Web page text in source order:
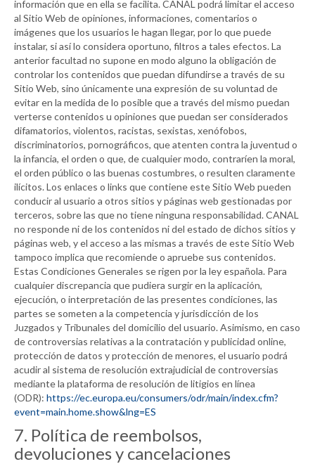
información que en ella se facilita.CANAL podrá limitar el acceso
al Sitio Web de opiniones, informaciones, comentarios o
imágenes que los usuarios le hagan llegar, por lo que puede
instalar, si así lo considera oportuno, filtros a tales efectos. La
anterior facultad no supone en modo alguno la obligación de
controlar los contenidos que puedan difundirse a través de su
Sitio Web, sino únicamente una expresión de su voluntad de
evitar en la medida de lo posible que a través del mismo puedan
verterse contenidos u opiniones que puedan ser considerados
difamatorios, violentos, racistas, sexistas, xenófobos,
discriminatorios, pornográficos, que atenten contra la juventud o
la infancia, el orden o que, de cualquier modo, contraríen la moral,
el orden público o las buenas costumbres, o resulten claramente
ilícitos. Los enlaces o links que contiene este Sitio Web pueden
conducir al usuario a otros sitios y páginas web gestionadas por
terceros, sobre las que no tiene ninguna responsabilidad.CANAL
no responde ni de los contenidos ni del estado de dichos sitios y
páginas web, y el acceso a las mismas a través de este Sitio Web
tampoco implica que recomiende o apruebe sus contenidos.
Estas Condiciones Generales se rigen por la ley española. Para
cualquier discrepancia que pudiera surgir en la aplicación,
ejecución, o interpretación de las presentes condiciones, las
partes se someten a la competencia y jurisdicción de los
Juzgados y Tribunales del domicilio del usuario. Asimismo, en caso
de controversias relativas a la contratación y publicidad online,
protección de datos y protección de menores, el usuario podrá
acudir al sistema de resolución extrajudicial de controversias
mediante la plataforma de resolución de litigios en línea
(ODR): https://ec.europa.eu/consumers/odr/main/index.cfm?
event=main.home.show&lng=ES
7. Política de reembolsos,
devoluciones y cancelaciones